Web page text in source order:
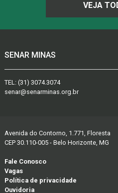
VEJA
SENAR MINAS
TEL: (31) 3074.3074
senar@senarminas.org.br
Avenida do Contorno, 1.771, Floresta
CEP 30.110-005 - Belo Horizonte, MG
Fale Conosco
Vagas
Política de privacidade
Ouvidoria